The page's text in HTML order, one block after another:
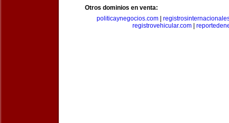
Otros dominios en venta:
politicaynegocios.com|
registrovehicular.com